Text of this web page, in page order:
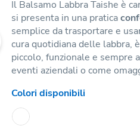
Il Balsamo Labbra Taishe è
si presenta in una pratica
semplice da trasportare e
cura quotidiana delle labbra,
piccolo, funzionale e sempre
eventi aziendali o come
Colori disponibili